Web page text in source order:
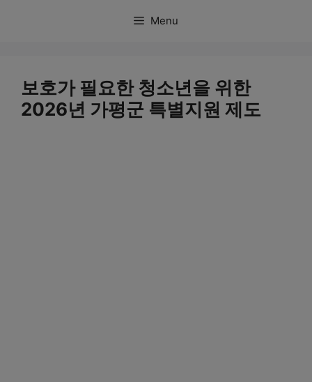
Menu
보호가 필요한 청소년을 위한
2026년 가평군 특별지원 제도